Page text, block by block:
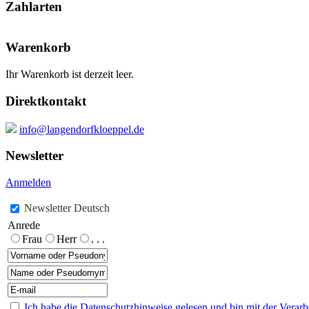
Zahlarten
Warenkorb
Ihr Warenkorb ist derzeit leer.
Direktkontakt
info@langendorfkloeppel.de
Newsletter
Anmelden
Newsletter Deutsch
Anrede
Frau
Herr . . .